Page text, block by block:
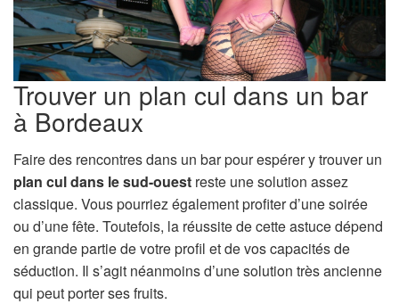
Trouver un plan cul dans un bar
à Bordeaux
Faire des rencontres dans un bar pour espérer y trouver un
plan cul dans le sud-ouest reste une solution assez
classique. Vous pourriez également profiter d’une soirée
ou d’une fête. Toutefois, la réussite de cette astuce dépend
en grande partie de votre profil et de vos capacités de
séduction. Il s’agit néanmoins d’une solution très ancienne
qui peut porter ses fruits.